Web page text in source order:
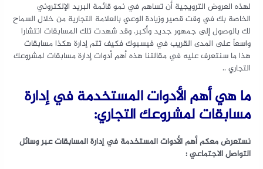
لهذه العروض الترويجية أن تساهم في نمو قائمة البريد الإلكتروني
الخاصة بك في وقت قصير وزيادة الوعي بالعلامة التجارية من خلال السماح
لك بالوصول إلى جمهور جديد وأكبر. وقد شهدت تلك المسابقات انتشارا
واسعاً على المدى القريب في فيسبوك فكيف تتم إدارة هكذا مسابقات
هذا ما سنتعرف عليه في مقالتنا هذه أهم أدوات إدارة مسابقات لمشروعك
التجاري ..
ما هي أهم الأدوات المستخدمة في إدارة
مسابقات لمشروعك التجاري:
نستعرض معكم أهم الأدوات المستخدمة في إدارة المسابقات عبر وسائل
التواصل الاجتماعي :